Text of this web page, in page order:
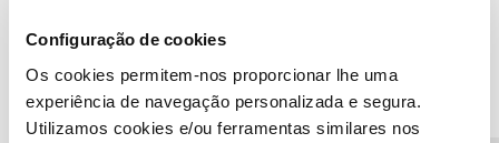
Configuração de cookies
Os cookies permitem-nos proporcionar lhe uma
experiência de navegação personalizada e segura.
Utilizamos cookies e/ou ferramentas similares nos
Descubra as novidades de julho